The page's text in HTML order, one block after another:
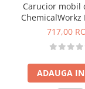
Carucior mobil
ChemicalWorkz
Detailing717,00
ADAUGA IN